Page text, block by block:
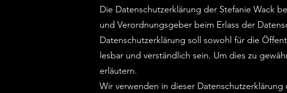
Die Datenschutzerklärung der Stefanie Wack
und Verordnungsgeber beim Erlass der
Datenschutzerklärung soll sowohl für die
lesbar und verständlich sein. Um dies zu
erläutern.
Wir verwenden in dieser